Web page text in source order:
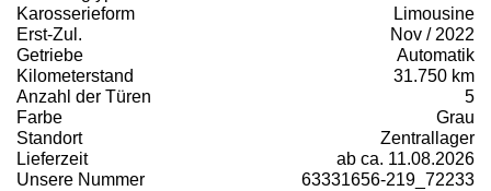
Karosserieform
Limousine
Erst-Zul.
Nov / 2022
Getriebe
Automatik
Kilometerstand
31.750 km
Anzahl der Türen
5
Farbe
Grau
Standort
Zentrallager
Lieferzeit
ab ca. 11.08.2026
Unsere Nummer
63331656-219_72233